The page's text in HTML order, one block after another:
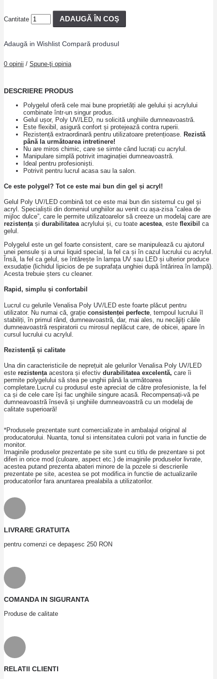
Cantitate ADAUGĂ ÎN COŞ
Adaugă in Wishlist Compară produsul
0 opinii / Spune-ţi opinia
DESCRIERE PRODUS
Polygelul oferă cele mai bune proprietăți ale gelului și acrylului
combinate într-un singur produs.
Gelul ușor, Poly UV/LED, nu solicită unghiile dumneavoastră.
Este flexibil, asigură confort și protejează contra ruperii.
Rezistență extraordinară pentru utilizatoare pretențioase. Rezistă
până la următoarea intretinere!
Nu are miros chimic, care se simte când lucrați cu acrylul.
Manipulare simplă potrivit imaginației dumneavoastră.
Ideal pentru profesioniști.
Potrivit pentru lucrul acasa sau la salon.
Ce este polygel? Tot ce este mai bun din gel și acryl!
Gelul Poly UV/LED combină tot ce este mai bun din sistemul cu gel și
acryl. Specialiștii din domeniul unghiilor au venit cu așa-zisa ”calea de
mijloc dulce”, care le permite utilizatoarelor să creeze un modelaj care are
rezistența și durabilitateaacrylului și, cu toate acestea, este flexibil ca
gelul.
Polygelul este un gel foarte consistent, care se manipulează cu ajutorul
unei pensule și a unui liquid special, la fel ca și în cazul lucrului cu acrylul.
Însă, la fel ca gelul, se întărește în lampa UV sau LED și ulterior produce
exsudație (lichidul lipicios de pe suprafața unghiei după întărirea în lampă).
Acesta trebuie șters cu cleaner.
Rapid, simplu și confortabil
Lucrul cu gelurile Venalisa Poly UV/LED este foarte plăcut pentru
utilizator. Nu numai că, grație consistenței perfecte , tempoul lucrului îl
stabiliți, în primul rând, dumneavoastră, dar, mai ales, nu necăjiți căile
dumneavoastră respiratorii cu mirosul neplăcut care, de obicei, apare în
cursul lucrului cu acrylul.
Rezistență și calitate
Una din caracteristicile de neprețuit ale gelurilor Venalisa Poly UV/LED
este rezistențaacestora și efectiv durabilitatea excelentă, care îi
permite polygelului să stea pe unghii până la următoarea
completare.Lucrul cu produsul este apreciat de către profesioniste, la fel
ca și de cele care își fac unghiile singure acasă. Recompensați-vă pe
dumneavoastră însevă și unghiile dumneavoastră cu un modelaj de
calitate superioară!
*Produsele prezentate sunt comercializate in ambalajul original al
producatorului. Nuanta, tonul si intensitatea culorii pot varia in functie de
monitor.
Imaginile produselor prezentate pe site sunt cu titlu de prezentare si pot
diferi in orice mod (culoare, aspect etc.) de imaginile produselor livrate,
acestea putand prezenta abateri minore de la pozele si descrierile
prezentate pe site, acestea se pot modifica in functie de actualizarile
producatorilor fara anuntarea prealabila a utilizatorilor.
LIVRARE GRATUITA
pentru comenzi ce depaşesc 250 RON
COMANDA IN SIGURANTA
Produse de calitate
RELATII CLIENTI